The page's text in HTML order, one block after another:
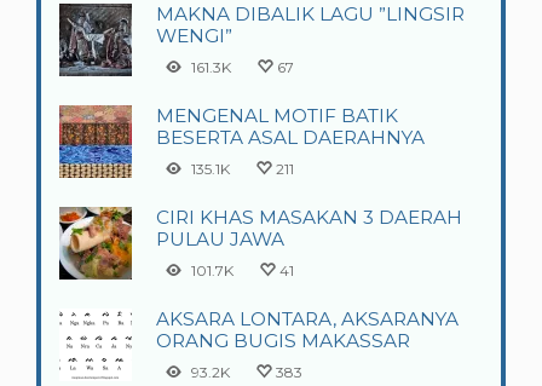
MAKNA DIBALIK LAGU ”LINGSIR
WENGI”
161.3K 67
MENGENAL MOTIF BATIK
BESERTA ASAL DAERAHNYA
135.1K 211
CIRI KHAS MASAKAN 3 DAERAH
PULAU JAWA
101.7K 41
AKSARA LONTARA, AKSARANYA
ORANG BUGIS MAKASSAR
93.2K 383